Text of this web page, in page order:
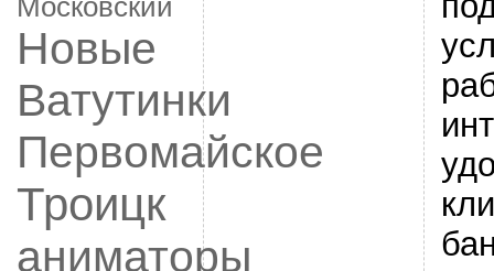
Московский
Новые
Ватутинки
Первомайское
Троицк
аниматоры